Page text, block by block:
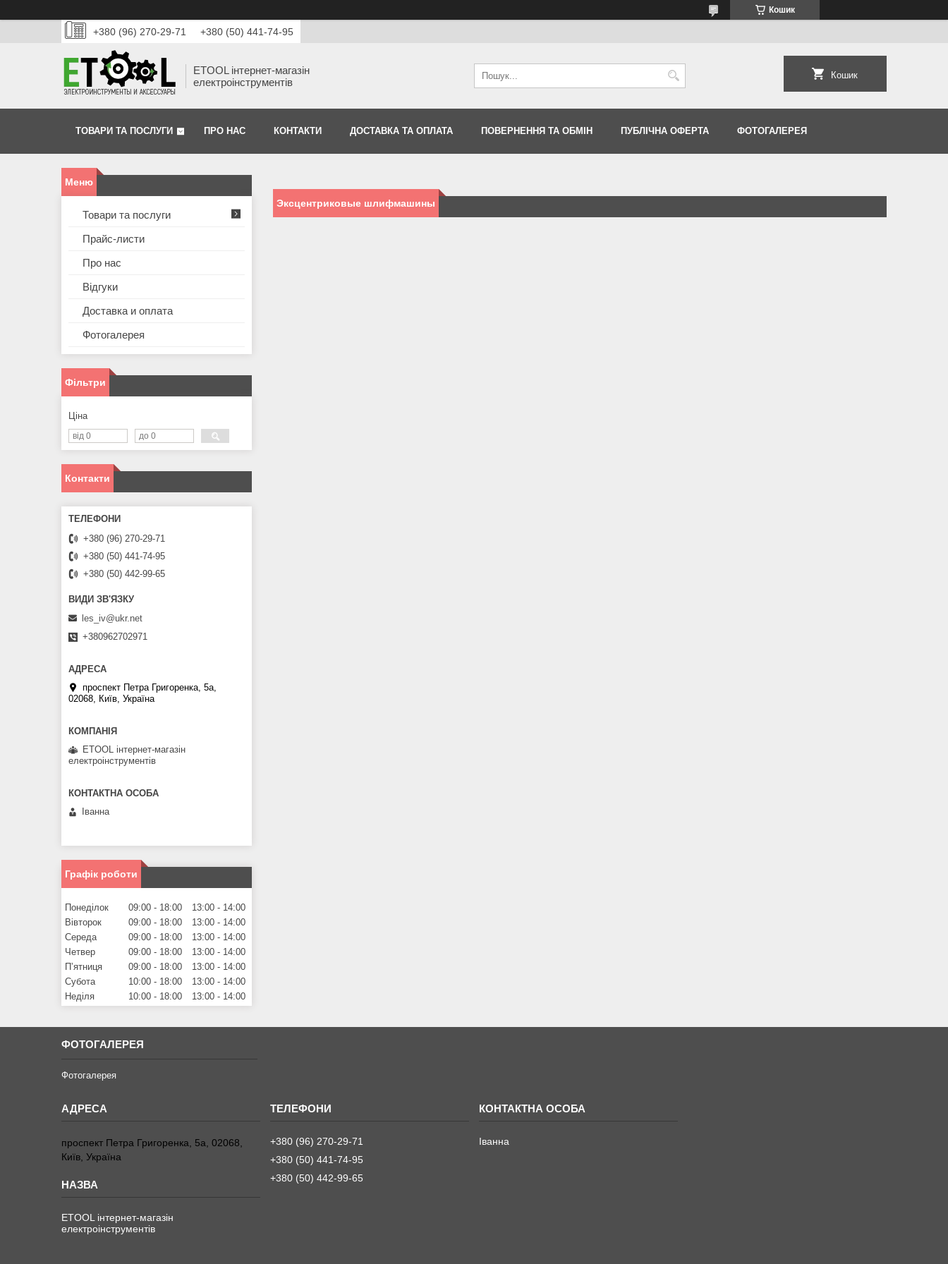
Кошик
+380 (96) 270-29-71 +380 (50) 441-74-95
ETOOL інтернет-магазін
електроінструментів
Кошик
ТОВАРИ ТА ПОСЛУГИ ПРО НАС КОНТАКТИ ДОСТАВКА ТА ОПЛАТА ПОВЕРНЕННЯ ТА ОБМІН ПУБЛІЧНА ОФЕРТА ФОТОГАЛЕРЕЯ
Эксцентриковые шлифмашины
Товари та послуги
Прайс-листи
Про нас
Відгуки
Доставка и оплата
Фотогалерея
Фільтри
Ціна
Контакти
+380 (96) 270-29-71
+380 (50) 441-74-95
+380 (50) 442-99-65
les_iv@ukr.net
+380962702971
проспект Петра Григоренка, 5а,
02068, Київ, Україна
ETOOL інтернет-магазін
електроінструментів
Іванна
Графік роботи
Понеділок 09:00 18:00 13:00
14:00
Вівторок
09:00 18:00 13:00
14:00
Середа
09:00 18:00 13:00
14:00
Четвер
09:00 18:00 13:00
14:00
Пʼятниця
09:00 18:00 13:00
14:00
Субота
10:00 18:00 13:00
14:00
Неділя
10:00 18:00 13:00 14:00
ФОТОГАЛЕРЕЯ
Фотогалерея
проспект Петра Григоренка, 5а, 02068,
Київ, Україна
ETOOL інтернет-магазін
електроінструментів
+380 (96) 270-29-71
+380 (50) 441-74-95
+380 (50) 442-99-65
Іванна